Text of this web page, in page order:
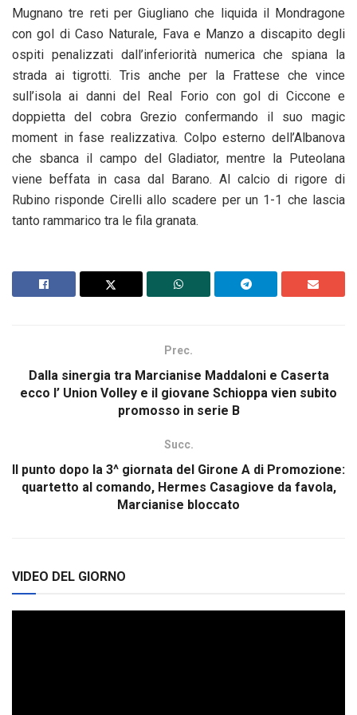
Mugnano tre reti per Giugliano che liquida il Mondragone
con gol di Caso Naturale, Fava e Manzo a discapito degli
ospiti penalizzati dall’inferiorità numerica che spiana la
strada ai tigrotti. Tris anche per la Frattese che vince
sull’isola ai danni del Real Forio con gol di Ciccone e
doppietta del cobra Grezio confermando il suo magic
moment in fase realizzativa. Colpo esterno dell’Albanova
che sbanca il campo del Gladiator, mentre la Puteolana
viene beffata in casa dal Barano. Al calcio di rigore di
Rubino risponde Cirelli allo scadere per un 1-1 che lascia
tanto rammarico tra le fila granata.
Prec.
Dalla sinergia tra Marcianise Maddaloni e Caserta
ecco l’ Union Volley e il giovane Schioppa vien subito
promosso in serie B
Succ.
Il punto dopo la 3^ giornata del Girone A di Promozione:
quartetto al comando, Hermes Casagiove da favola,
Marcianise bloccato
VIDEO DEL GIORNO